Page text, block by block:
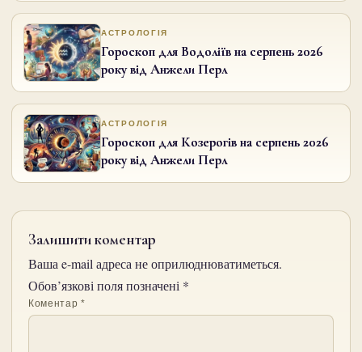
АСТРОЛОГІЯ
Гороскоп для Водоліїв на серпень 2026
року від Анжели Перл
АСТРОЛОГІЯ
Гороскоп для Козерогів на серпень 2026
року від Анжели Перл
Залишити коментар
Ваша e-mail адреса не оприлюднюватиметься.
Обов’язкові поля позначені *
Коментар*